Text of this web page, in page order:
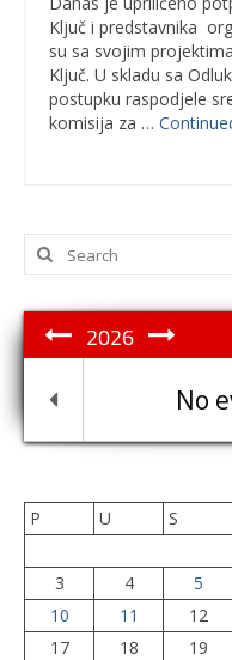
Ključ i predstavnika
su sa svojim
Ključ. U skladu sa
postupku raspodjele
komisija za …
Search
for:
2026
No
P
U S
3
4 5
10
11 12
17
18 19